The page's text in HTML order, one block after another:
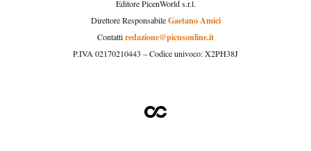
Editore PicenWorld s.r.l.
Direttore ResponsabileGaetano Amici
Contattiredazione@picusonline.it
P.IVA 02170210443 – Codice univoco: X2PH38J